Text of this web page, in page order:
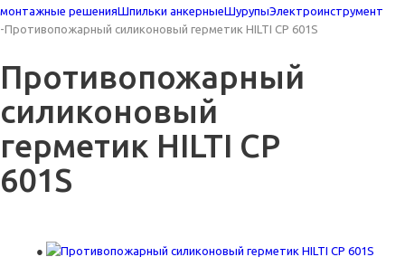
монтажные решенияШпильки анкерныеШурупыЭлектроинструмент
-Противопожарный силиконовый герметик HILTI CP 601S
Противопожарный
силиконовый
герметик HILTI CP
601S